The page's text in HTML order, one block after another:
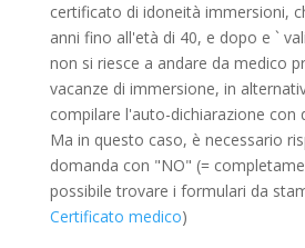
certificato di idoneità immersioni,
anni fino all'età di 40, e dopo e `
non si riesce a andare da medico
vacanze di immersione, in
compilare l'auto-dichiarazione con
Ma in questo caso, è necessario
domanda con "NO" (=
possibile trovare i formulari da
Certificato medico)